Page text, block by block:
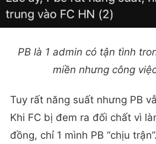
PB là 1 admin có tận tình
miền nhưng công
Tuy rất năng suất nhưng PB
Khi FC bị đem ra đối chất vì
đồng, chỉ 1 mình PB “chịu